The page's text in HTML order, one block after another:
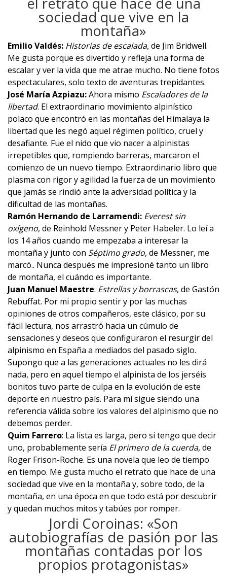
sociedad que vive en la
montaña»
Emilio Valdés: Historias de escalada,de Jim Bridwell.
Me gusta porque es divertido y refleja una forma de
escalar y ver la vida que me atrae mucho. No tiene fotos
espectaculares, solo texto de aventuras trepidantes.
José María Azpiazu:Ahora mismo Escaladores de la
libertad. El extraordinario movimiento alpinístico
polaco que encontró en las montañas del Himalaya la
libertad que les negó aquel régimen político, cruel y
desafiante. Fue el nido que vio nacer a alpinistas
irrepetibles que, rompiendo barreras, marcaron el
comienzo de un nuevo tiempo. Extraordinario libro que
plasma con rigor y agilidad la fuerza de un movimiento
que jamás se rindió ante la adversidad política y la
dificultad de las montañas.
Ramón Hernando de Larramendi: Everest sin
oxígeno, de Reinhold Messner y Peter Habeler. Lo leí a
los 14 años cuando me empezaba a interesar la
montaña y junto con Séptimo grado, de Messner, me
marcó.. Nunca después me impresioné tanto un libro
de montaña, el cuándo es importante.
Juan Manuel Maestre: Estrellas y borrascas, de Gastón
Rebuffat. Por mi propio sentir y por las muchas
opiniones de otros compañeros, este clásico, por su
fácil lectura, nos arrastró hacia un cúmulo de
sensaciones y deseos que configuraron el resurgir del
alpinismo en España a mediados del pasado siglo.
Supongo que a las generaciones actuales no les dirá
nada, pero en aquel tiempo el alpinista de los jerséis
bonitos tuvo parte de culpa en la evolución de este
deporte en nuestro país. Para mí sigue siendo una
referencia válida sobre los valores del alpinismo que no
debemos perder.
Quim Farrero: La lista es larga, pero si tengo que decir
uno, probablemente sería El primero de la cuerda,de
Roger Frison-Roche. Es una novela que leo de tiempo
en tiempo. Me gusta mucho el retrato que hace de una
sociedad que vive en la montaña y, sobre todo, de la
montaña, en una época en que todo está por descubrir
y quedan muchos mitos y tabúes por romper.
Jordi Coroinas: «Son
autobiografías de pasión por las
montañas contadas por los
propios protagonistas»